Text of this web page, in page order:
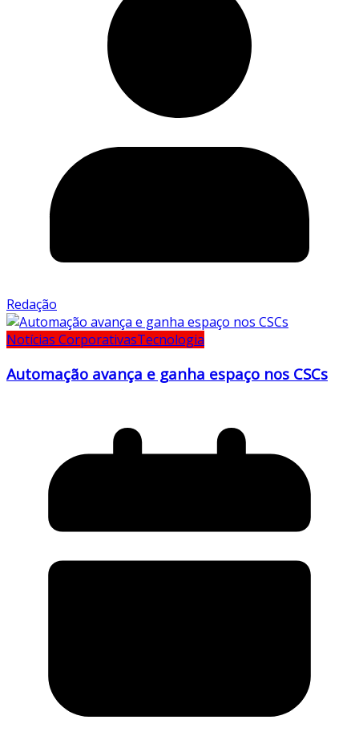
Redação
Notícias CorporativasTecnologia
Automação avança e ganha espaço nos CSCs